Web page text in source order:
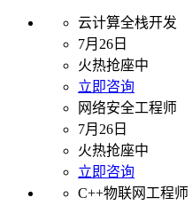
云计算全栈开发
7月26日
火热抢座中
立即咨询
网络安全工程师
7月26日
火热抢座中
立即咨询
C++物联网工程师